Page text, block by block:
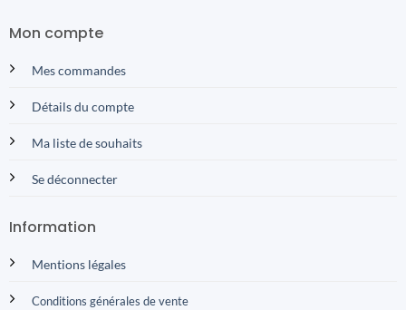
Mon compte
Mes commandes
Détails du compte
Ma liste de souhaits
Se déconnecter
Information
Mentions légales
Conditions générales de vente